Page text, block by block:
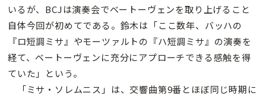
いるが、BCJは演奏会でベートーヴェンを取り上げること
自体今回が初めてである。鈴木は「ここ数年、バッハの
『ロ短調ミサ』やモーツァルトの『ハ短調ミサ』の演奏を
経て、ベートーヴェンに充分にアプローチできる感触を得
ていた」という。
「ミサ・ソレムニス」は、交響曲第9番とほぼ同じ時期に